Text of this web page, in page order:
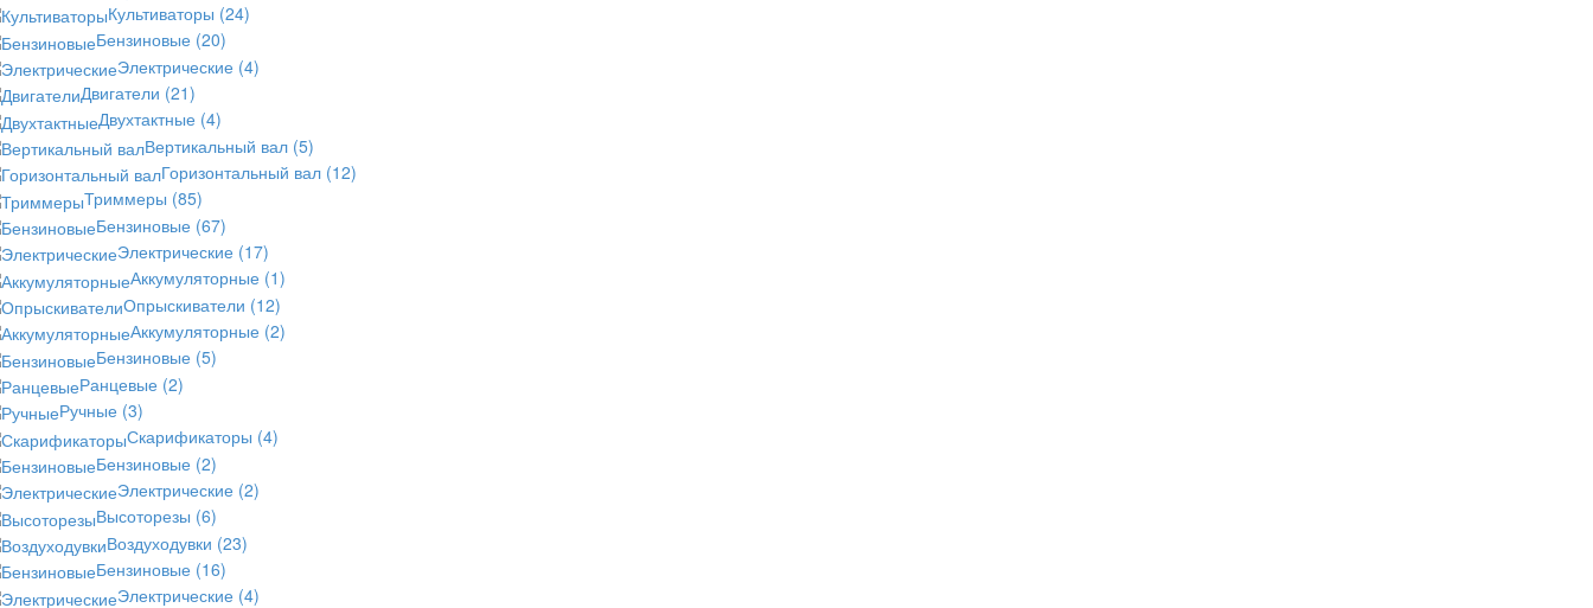
Культиваторы (24)
Бензиновые (20)
Электрические (4)
Двигатели (21)
Двухтактные (4)
Вертикальный вал (5)
Горизонтальный вал (12)
Триммеры (85)
Бензиновые (67)
Электрические (17)
Аккумуляторные (1)
Опрыскиватели (12)
Аккумуляторные (2)
Бензиновые (5)
Ранцевые (2)
Ручные (3)
Скарификаторы (4)
Бензиновые (2)
Электрические (2)
Высоторезы (6)
Воздуходувки (23)
Бензиновые (16)
Электрические (4)